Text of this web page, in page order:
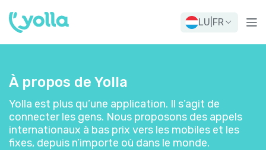
LU FR
À propos de Yolla
Yolla est plus qu’une application. Il s’agit de
connecter les gens. Nous proposons des appels
internationaux à bas prix vers les mobiles et les
fixes, depuis n’importe où dans le monde.